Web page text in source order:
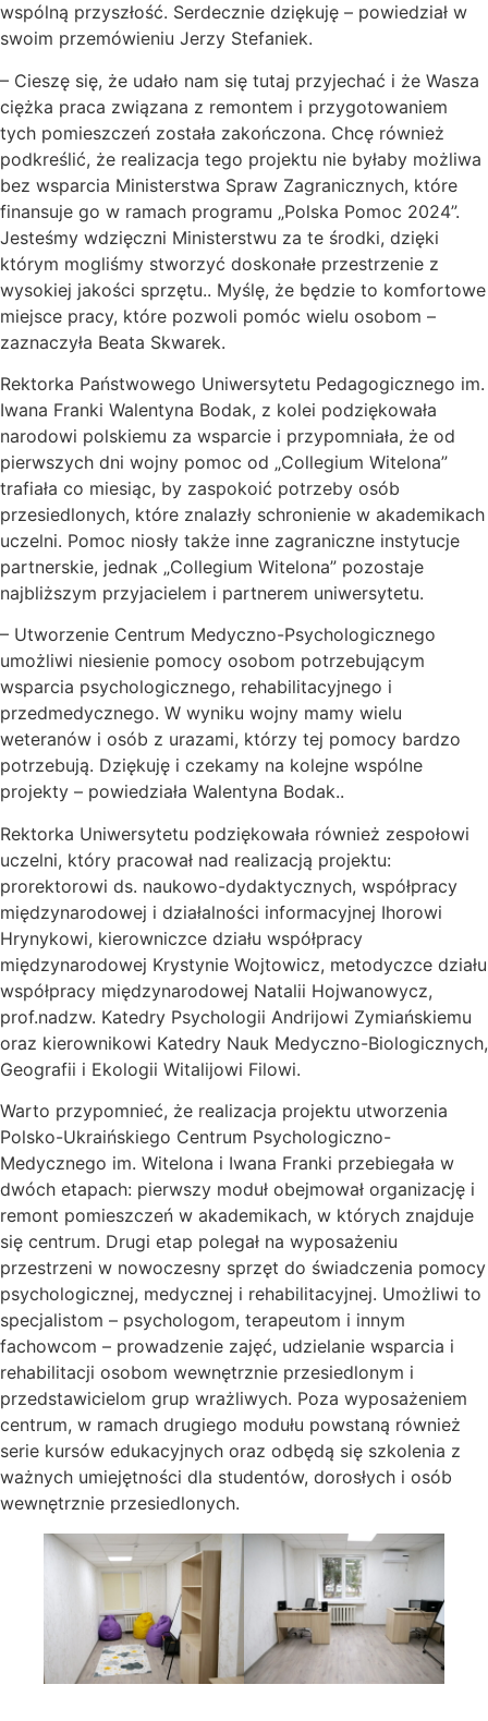
wspólną przyszłość. Serdecznie dziękuję – powiedział w
swoim przemówieniu Jerzy Stefaniek.
– Cieszę się, że udało nam się tutaj przyjechać i że Wasza
ciężka praca związana z remontem i przygotowaniem
tych pomieszczeń została zakończona. Chcę również
podkreślić, że realizacja tego projektu nie byłaby możliwa
bez wsparcia Ministerstwa Spraw Zagranicznych, które
finansuje go w ramach programu „Polska Pomoc 2024”.
Jesteśmy wdzięczni Ministerstwu za te środki, dzięki
którym mogliśmy stworzyć doskonałe przestrzenie z
wysokiej jakości sprzętu.. Myślę, że będzie to komfortowe
miejsce pracy, które pozwoli pomóc wielu osobom –
zaznaczyła Beata Skwarek.
Rektorka Państwowego Uniwersytetu Pedagogicznego im.
Iwana Franki Walentyna Bodak, z kolei podziękowała
narodowi polskiemu za wsparcie i przypomniała, że od
pierwszych dni wojny pomoc od „Collegium Witelona”
trafiała co miesiąc, by zaspokoić potrzeby osób
przesiedlonych, które znalazły schronienie w akademikach
uczelni. Pomoc niosły także inne zagraniczne instytucje
partnerskie, jednak „Collegium Witelona” pozostaje
najbliższym przyjacielem i partnerem uniwersytetu.
– Utworzenie Centrum Medyczno-Psychologicznego
umożliwi niesienie pomocy osobom potrzebującym
wsparcia psychologicznego, rehabilitacyjnego i
przedmedycznego. W wyniku wojny mamy wielu
weteranów i osób z urazami, którzy tej pomocy bardzo
potrzebują. Dziękuję i czekamy na kolejne wspólne
projekty – powiedziała Walentyna Bodak..
Rektorka Uniwersytetu podziękowała również zespołowi
uczelni, który pracował nad realizacją projektu:
prorektorowi ds. naukowo-dydaktycznych, współpracy
międzynarodowej i działalności informacyjnej Ihorowi
Hrynykowi, kierowniczce działu współpracy
międzynarodowej Krystynie Wojtowicz, metodyczce działu
współpracy międzynarodowej Natalii Hojwanowycz,
prof.nadzw. Katedry Psychologii Andrijowi Zymiańskiemu
oraz kierownikowi Katedry Nauk Medyczno-Biologicznych,
Geografii i Ekologii Witalijowi Filowi.
Warto przypomnieć, że realizacja projektu utworzenia
Polsko-Ukraińskiego Centrum Psychologiczno-
Medycznego im. Witelona i Iwana Franki przebiegała w
dwóch etapach: pierwszy moduł obejmował organizację i
remont pomieszczeń w akademikach, w których znajduje
się centrum. Drugi etap polegał na wyposażeniu
przestrzeni w nowoczesny sprzęt do świadczenia pomocy
psychologicznej, medycznej i rehabilitacyjnej. Umożliwi to
specjalistom – psychologom, terapeutom i innym
fachowcom – prowadzenie zajęć, udzielanie wsparcia i
rehabilitacji osobom wewnętrznie przesiedlonym i
przedstawicielom grup wrażliwych. Poza wyposażeniem
centrum, w ramach drugiego modułu powstaną również
serie kursów edukacyjnych oraz odbędą się szkolenia z
ważnych umiejętności dla studentów, dorosłych i osób
wewnętrznie przesiedlonych.